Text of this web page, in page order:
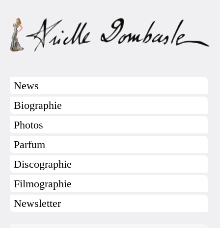
News
Biographie
Photos
Parfum
Discographie
Filmographie
Newsletter